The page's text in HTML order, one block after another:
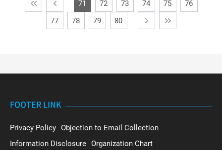
71 72 73 74 75
76
77
78 79 80
FOOTER LINK
Privacy Policy Objection to Email Collection
Information Disclosure Organization Chart